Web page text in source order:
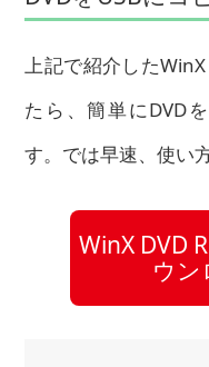
上記で紹介した
たら、簡単にDVD
す。では早速、使い
WinX DVD
ウ